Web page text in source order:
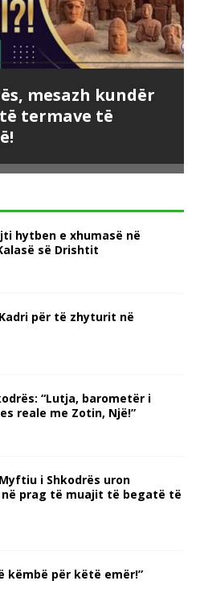
mesazh kundër
termave të
hytben e xhumasë në
së Drishtit
për të zhyturit në
“Lutja, barometër i
reale me Zotin, Një!”
i Shkodrës uron
prag të muajit të begatë të
këmbë për këtë emër!”